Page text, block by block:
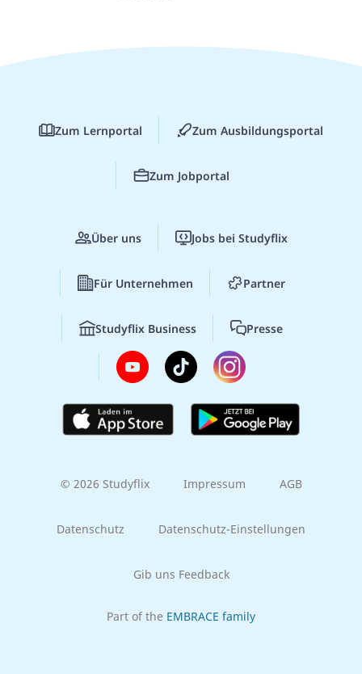
Zum Lernportal Zum Ausbildungsportal
Zum Jobportal
Über uns Jobs bei Studyflix
Für Unternehmen Partner
Studyflix Business Presse
© 2026 Studyflix Impressum AGB
Datenschutz Datenschutz-Einstellungen
Gib uns Feedback
Part of the EMBRACE family